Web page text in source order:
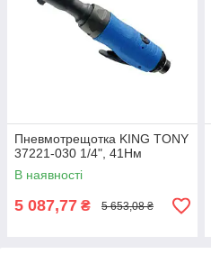
Пневмотрещотка KING TONY
37221-030 1/4", 41Нм
В наявності
5 087,77 ₴ 5 653,08 ₴